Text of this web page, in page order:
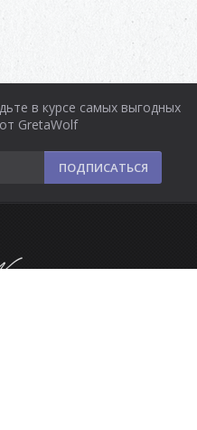
в курсе самых выгодных
GretaWolf
ПОДПИСАТЬСЯ